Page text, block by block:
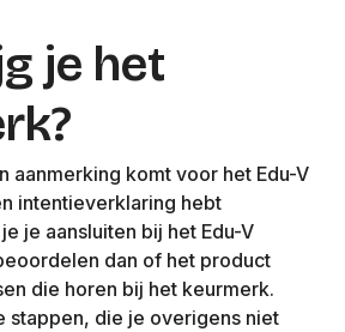
je het
aanmerking komt voor het Edu-V
intentieverklaring hebt
je aansluiten bij het Edu-V
dan of het product
die horen bij het keurmerk.
stappen, die je overigens niet